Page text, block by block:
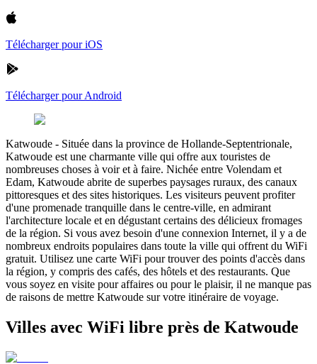
Télécharger pour iOS
Télécharger pour Android
Katwoude - Située dans la province de Hollande-Septentrionale,
Katwoude est une charmante ville qui offre aux touristes de
nombreuses choses à voir et à faire. Nichée entre Volendam et
Edam, Katwoude abrite de superbes paysages ruraux, des canaux
pittoresques et des sites historiques. Les visiteurs peuvent profiter
d'une promenade tranquille dans le centre-ville, en admirant
l'architecture locale et en dégustant certains des délicieux fromages
de la région. Si vous avez besoin d'une connexion Internet, il y a de
nombreux endroits populaires dans toute la ville qui offrent du WiFi
gratuit. Utilisez une carte WiFi pour trouver des points d'accès dans
la région, y compris des cafés, des hôtels et des restaurants. Que
vous soyez en visite pour affaires ou pour le plaisir, il ne manque pas
de raisons de mettre Katwoude sur votre itinéraire de voyage.
Villes avec WiFi libre près de Katwoude